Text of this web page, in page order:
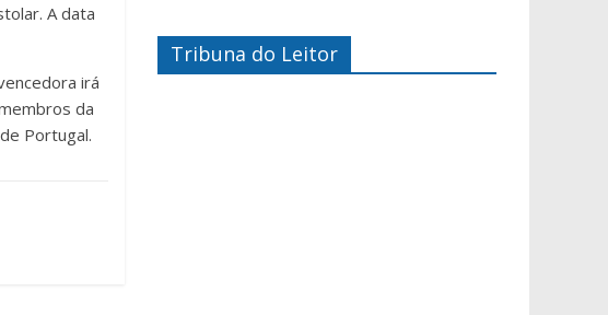
A data
irá
da
Portugal.
Tribuna do Leitor